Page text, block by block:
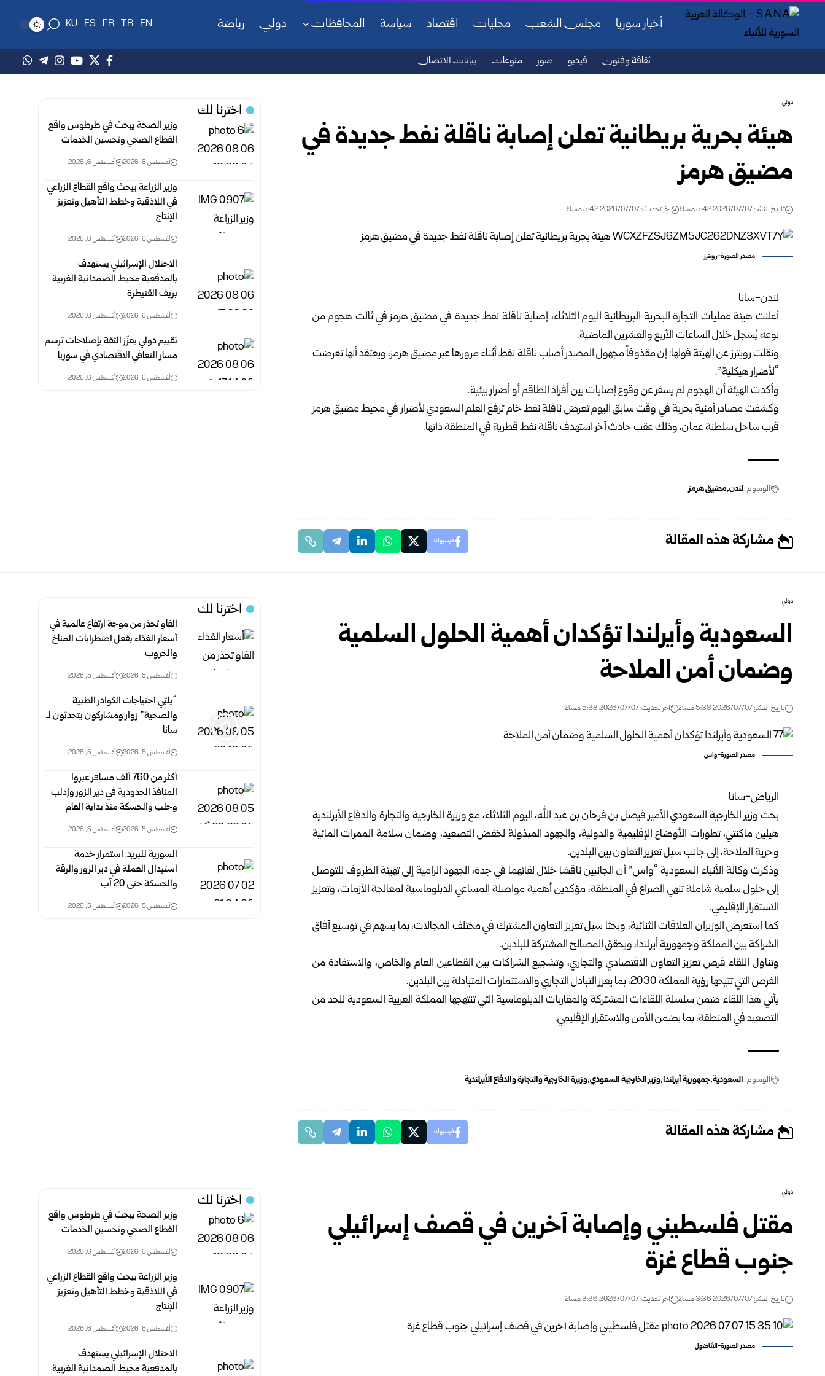
أخبار سوريا مجلس الشعب محليات اقتصاد سياسة المحافظات دولي رياضة EN
TR
FR
ES
KU
ثقافة وفنون فيديو صور منوعات بيانات الاتصال
دولي
هيئة بحرية بريطانية تعلن إصابة ناقلة نفط جديدة في
مضيق هرمز
تاريخ النشر: 2026/07/07 5:42 مساءً اخر تحديث: 2026/07/07 5:42 مساءً
مصدر الصورة-رويترز
لندن-سانا
أعلنت هيئة عمليات التجارة البحرية البريطانية اليوم الثلاثاء، إصابة ناقلة نفط جديدة في مضيق هرمز في ثالث هجوم من
نوعه يُسجل خلال الساعات الأربع والعشرين الماضية.
ونقلت رويترز عن الهيئة قولها: إن مقذوفاً مجهول المصدر أصاب ناقلة نفط أثناء مرورها عبر مضيق هرمز، ويعتقد أنها تعرضت
“لأضرار هيكلية”.
وأكدت الهيئة أن الهجوم لم يسفر عن وقوع إصابات بين أفراد الطاقم أو أضرار بيئية.
وكشفت مصادر أمنية بحرية في وقت سابق اليوم تعرض ناقلة نفط خام ترفع العلم السعودي لأضرار في محيط مضيق هرمز
قرب ساحل سلطنة عمان، وذلك عقب حادث آخر استهدف ناقلة نفط قطرية في المنطقة ذاتها.
الوسوم:لندن مضيق هرمز
مشاركة هذه المقالة فيسبوك
اخترنا لك
وزير الصحة يبحث في طرطوس واقع
القطاع الصحي وتحسين الخدمات
أغسطس 6, 2026 أغسطس 6, 2026
وزير الزراعة يبحث واقع القطاع الزراعي
في اللاذقية وخطط التأهيل وتعزيز
الإنتاج
أغسطس 6, 2026 أغسطس 6, 2026
الاحتلال الإسرائيلي يستهدف
بالمدفعية محيط الصمدانية الغربية
بريف القنيطرة
أغسطس 6, 2026 أغسطس 6, 2026
تقييم دولي يعزّز الثقة بإصلاحات ترسم
مسار التعافي الاقتصادي في سوريا
أغسطس 6, 2026 أغسطس 6, 2026
دولي
السعودية وأيرلندا تؤكدان أهمية الحلول السلمية
وضمان أمن الملاحة
تاريخ النشر: 2026/07/07 5:38 مساءً اخر تحديث: 2026/07/07 5:38 مساءً
مصدر الصورة-واس
الرياض-سانا
بحث وزير الخارجية السعودي الأمير فيصل بن فرحان بن عبد الله، اليوم الثلاثاء، مع وزيرة الخارجية والتجارة والدفاع الأيرلندية
هيلين ماكنتي، تطورات الأوضاع الإقليمية والدولية، والجهود المبذولة لخفض التصعيد، وضمان سلامة الممرات المائية
وحرية الملاحة، إلى جانب سبل تعزيز التعاون بين البلدين.
وذكرت وكالة الأنباء السعودية “واس” أن الجانبين ناقشا خلال لقائهما في جدة، الجهود الرامية إلى تهيئة الظروف للتوصل
إلى حلول سلمية شاملة تنهي الصراع في المنطقة، مؤكدين أهمية مواصلة المساعي الدبلوماسية لمعالجة الأزمات، وتعزيز
الاستقرار الإقليمي.
كما استعرض الوزيران العلاقات الثنائية، وبحثا سبل تعزيز التعاون المشترك في مختلف المجالات، بما يسهم في توسيع آفاق
الشراكة بين المملكة وجمهورية أيرلندا، ويحقق المصالح المشتركة للبلدين.
وتناول اللقاء فرص تعزيز التعاون الاقتصادي والتجاري، وتشجيع الشراكات بين القطاعين العام والخاص، والاستفادة من
الفرص التي تتيحها رؤية المملكة 2030، بما يعزز التبادل التجاري والاستثمارات المتبادلة بين البلدين.
يأتي هذا اللقاء ضمن سلسلة اللقاءات المشتركة والمقاربات الدبلوماسية التي تنتهجها المملكة العربية السعودية للحد من
التصعيد في المنطقة، بما يضمن الأمن والاستقرار الإقليمي.
الوسوم: السعودية جمهورية أيرلندا وزير الخارجية السعودي وزيرة الخارجية والتجارة والدفاع الأيرلندية
مشاركة هذه المقالة فيسبوك
اخترنا لك
الفاو تحذر من موجة ارتفاع عالمية في
أسعار الغذاء بفعل اضطرابات المناخ
والحروب
أغسطس 5, 2026 أغسطس 5, 2026
“يلبّي احتياجات الكوادر الطبية
والصحية” زوار ومشاركون يتحدثون لـ
سانا
أغسطس 5, 2026 أغسطس 5, 2026
أكثر من 760 ألف مسافر عبروا
المنافذ الحدودية في دير الزور وإدلب
وحلب والحسكة منذ بداية العام
أغسطس 5, 2026 أغسطس 5, 2026
السورية للبريد: استمرار خدمة
استبدال العملة في دير الزور ‏والرقة
والحسكة حتى 20 آب
أغسطس 5, 2026 أغسطس 5, 2026
دولي
مقتل فلسطيني وإصابة آخرين في قصف إسرائيلي
جنوب قطاع غزة
تاريخ النشر: 2026/07/07 3:36 مساءً اخر تحديث: 2026/07/07 3:36 مساءً
مصدر الصورة-الأناضول
اخترنا لك
وزير الصحة يبحث في طرطوس واقع
القطاع الصحي وتحسين الخدمات
أغسطس 6, 2026 أغسطس 6, 2026
وزير الزراعة يبحث واقع القطاع الزراعي
في اللاذقية وخطط التأهيل وتعزيز
الإنتاج
أغسطس 6, 2026 أغسطس 6, 2026
الاحتلال الإسرائيلي يستهدف
بالمدفعية محيط الصمدانية الغربية